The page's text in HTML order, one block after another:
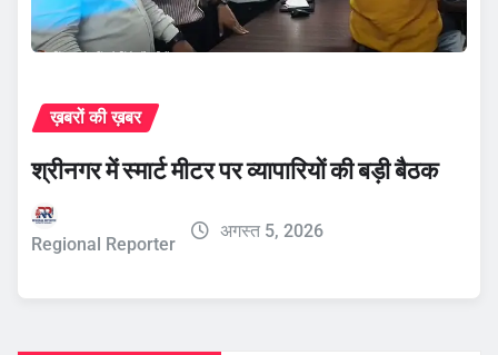
ख़बरों की ख़बर
श्रीनगर में स्मार्ट मीटर पर व्यापारियों की बड़ी बैठक
Regional Reporter
अगस्त 5, 2026